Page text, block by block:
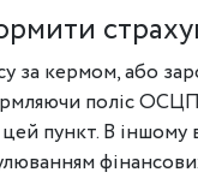
за кермом, або
поліс
цей пункт. В